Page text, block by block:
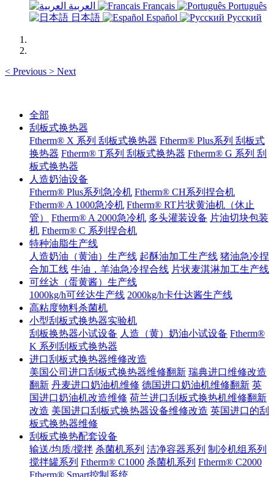
Français
Português
日本語
Español Русский
< Previous > Next
全部
刮板式换热器
Ftherm® X 系列 刮板式换热器 Ftherm® Plus系列 刮板式
换热器 Ftherm® T系列 刮板式换热器 Ftherm® G 系列 刮
板式换热器
人造奶油设备
Ftherm® Plus系列急冷机 Ftherm® CH系列捏合机
Ftherm® A 1000急冷机 Ftherm® RT片状黄油机（休止
管）
Ftherm® A 2000急冷机 多头灌装设备 片油切块包装
机 Ftherm® C 系列捏合机
特种油脂生产线
人造奶油（黄油）生产线 起酥油加工生产线 猪油急冷捏
合加工线 牛油，羊油急冷捏合线 片状麦淇淋加工生产线
可丝达（蛋黄酱）生产线
1000kg/h可丝达生产线 2000kg/h卡仕达酱生产线
高粘度物料杀菌机
小型刮板式换热器实验机
刮板换热器小试设备 人造（黄）奶油小试设备 Ftherm®
K 系列刮板式换热器
进口刮板式换热器维修改造
美国公司进口刮板式换热器维修翻新 瑞典进口维修改造
翻新 丹麦进口奶油机维修 德国进口奶油机维修翻新 英
国进口奶油机改造维修 荷兰进口刮板式换热机维修翻新
改造 美国进口刮板式换热器设备维修改造 英国进口的刮
板式换热器维修
刮板式换热配套设备
输送/均质/搅拌 杀菌机系列 洁净容器系列 制冷机组系列
搅拌罐系列 Ftherm® C1000 杀菌机系列 Ftherm® C2000
Ftherm® Smart控制系统